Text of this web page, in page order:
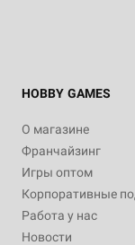
HOBBY GAMES
О магазине
Франчайзинг
Игры оптом
Корпоративные
Работа у нас
Новости